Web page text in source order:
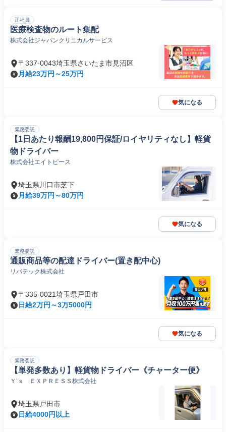
正社員
医療検査物のルート集配
株式会社ジャパンクリニカルサービス
〒337-0043埼玉県さいたま市見沼区
月給23万円～25万円
気になる
業務委託
【1日あたり報酬19,800円保証/ロイヤリティなし】軽貨
物ドライバー
株式会社エイトピース
埼玉県川口市芝下
月給39万円～80万円
気になる
業務委託
通販商品等の配達ドライバー(置き配中心)
リバテック株式会社
〒335-0021埼玉県戸田市
日給2万円～3万5000円
気になる
業務委託
【単発多数あり】軽貨物ドライバー《チャーター便》
Ｙ’ｓ ＥＸＰＲＥＳＳ株式会社
埼玉県戸田市
日給4000円以上